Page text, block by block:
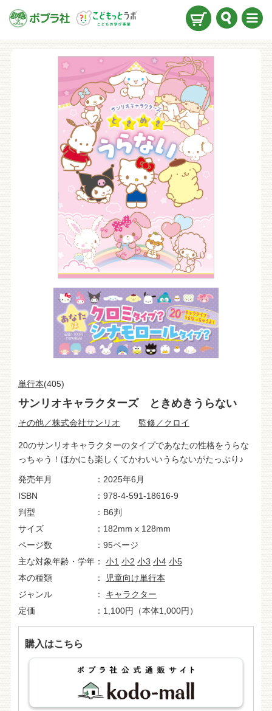
ュー
単行本(405)
サンリオキャラクターズ ときめきうらない
その他／株式会社サンリオ 監修／クロイ
20のサンリオキャラクターのタイプであなたの性格をうらな
っちゃう！ほかにも楽しくてかわいいうらないがたっぷり♪
発売年月
2025年6月
ISBN
978-4-591-18616-9
判型
B6判
サイズ
182mm x 128mm
ページ数
95ページ
主な対象年齢・学年
小1 小2 小3 小4 小5
本の種類
児童向け単行本
ジャンル
キャラクター
定価
1,100円（本体1,000円）
購入はこちら